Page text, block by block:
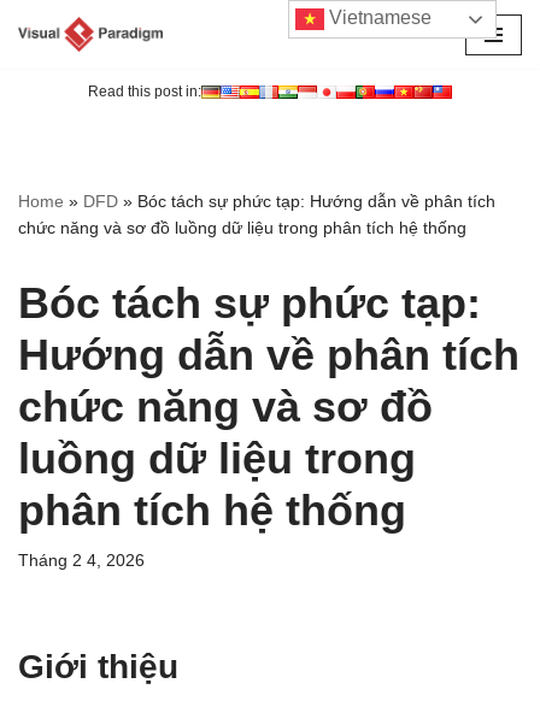
Read this post in:
Home » DFD » Bóc tách sự phức tạp: Hướng dẫn về phân tích
chức năng và sơ đồ luồng dữ liệu trong phân tích hệ thống
Bóc tách sự phức tạp:
Hướng dẫn về phân tích
chức năng và sơ đồ
luồng dữ liệu trong
phân tích hệ thống
Tháng 2 4, 2026
Giới thiệu
Vietnamese